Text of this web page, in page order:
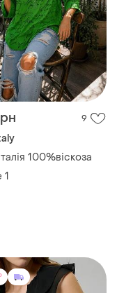
9
100%віскоза
1